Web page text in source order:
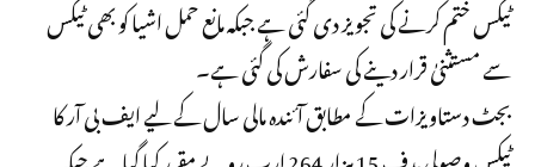
ٹیکس ختم کرنے کی تجویز دی گئی ہے جبکہ مانع حمل اشیا کو بھی ٹیکس
سے مستثنیٰ قرار دینے کی سفارش کی گئی ہے۔
بجٹ دستاویزات کے مطابق آئندہ مالی سال کے لیے ایف بی آر کا